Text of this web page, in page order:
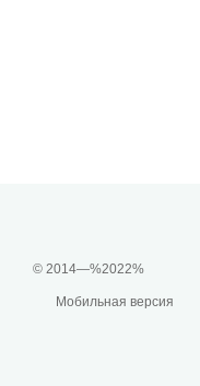
© 2014—%2022%
Мобильная версия